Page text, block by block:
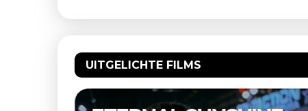
UITGELICHTE FILMS